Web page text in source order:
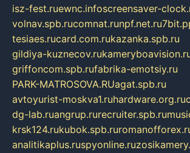
isz-fest.ruewnc.infoscreensaver-
volnav.spb.rucomnat.runpf.net.ru
tesiaes.rucard.com.rukazanka.spb.ru
gildiya-kuznecov.ru
griffoncom.spb.rufabrika-emotsiy.ru
PARK-MATROSOVA.RUagat.spb.ru
avtoyurist-moskva1.ruhardware.org.ru
dg-lab.ruangrup.rurecruiter.spb.ru
krsk124.rukubok.spb.ru
analitikaplus.ruspyonline.ru